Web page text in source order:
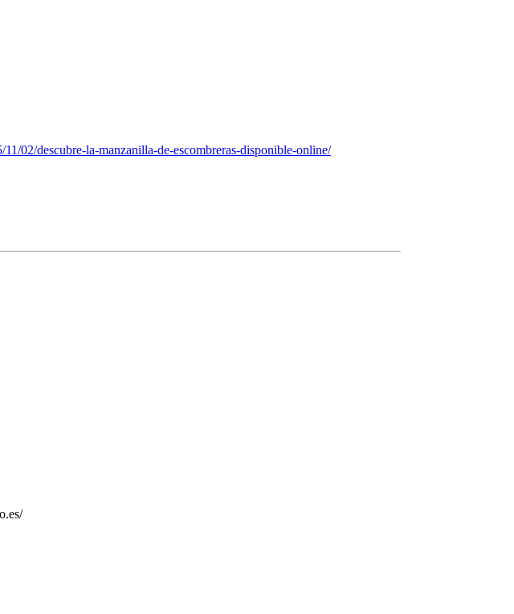
11/02/descubre-la-manzanilla-de-escombreras-disponible-online/